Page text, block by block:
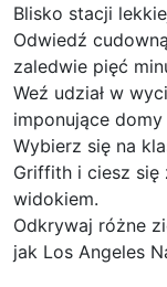
Blisko stacji
Odwiedź
zaledwie pięć
Weź udział w
imponujące domy
Wybierz się na
Griffith i ciesz się
widokiem.
Odkrywaj różne
jak Los Angeles